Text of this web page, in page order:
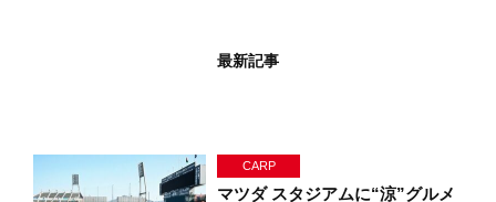
最新記事
CARP
マツダ スタジアムに“涼”グルメ